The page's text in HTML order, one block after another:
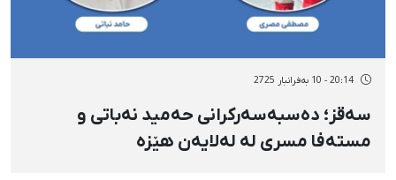
20:14 - 10 بەفرانبار 2725
سەقز؛ دەسبەسەرکرانی حەمید نەباتی و
مستەفا مسری له لەلایەن هێزە